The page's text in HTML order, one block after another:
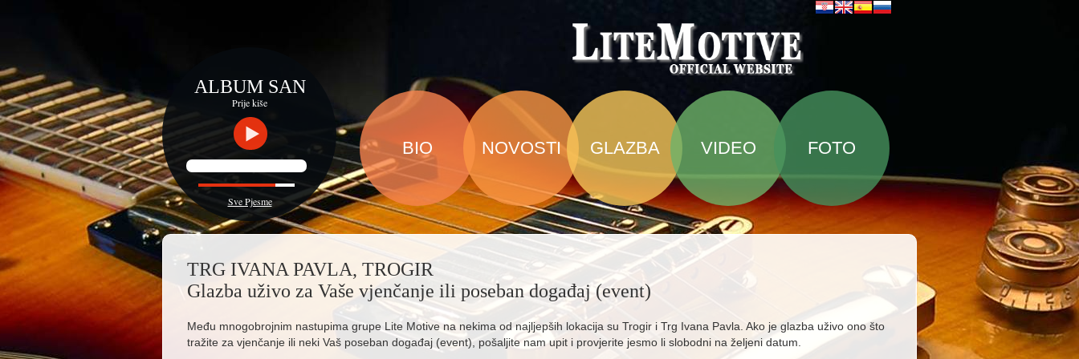
ALBUM SAN
Prije kiše
Sve Pjesme
BIO NOVOSTI GLAZBA VIDEO FOTO
TRG IVANA PAVLA, TROGIR
Glazba uživo za Vaše vjenčanje ili poseban događaj (event)
Među mnogobrojnim nastupima grupe Lite Motive na nekima od najljepših lokacija su Trogir i Trg Ivana Pavla. Ako je glazba uživo ono što
tražite za vjenčanje ili neki Vaš poseban događaj (event), pošaljite nam upit i provjerite jesmo li slobodni na željeni datum.